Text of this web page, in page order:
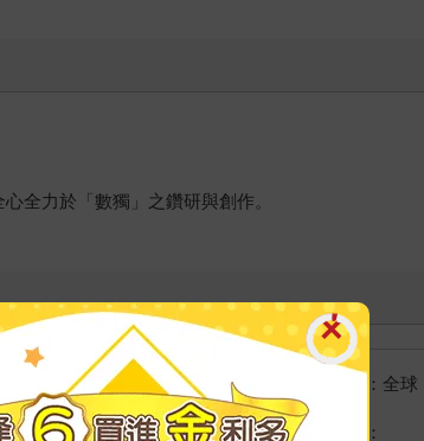
全力於「數獨」之鑽研與創作。
海外
國際快遞：全球
港澳店取：